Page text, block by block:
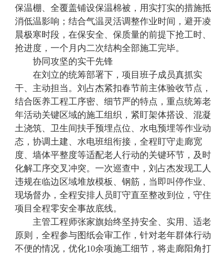
保温棚、全覆盖铺设保温棉被，用实打实的措施抵
消低温影响；结合气温灵活调整作业时间，避开凌
晨极寒时段，在保安全、保质量的前提下抢工时、
抢进度，一个月内二次结构全部施工完毕。
协同攻坚的实干先锋
在刘立的统筹部署下，项目班子成员真抓实
干、主动担当。刘占杰紧扣春节前主体验收节点，
结合医养工程工序密、细节严的特点，重点统筹老
年活动关键区域的施工组织，紧盯架体搭设、混凝
土浇筑、卫生间扶手预埋点位、水电预埋等作业动
态，协调土建、水电班组衔接，全程盯守走廊宽
度、墙体平整度等适配老人行动的关键环节，及时
化解工序交叉冲突。一次巡查中，刘占杰发现工人
违规在临边区域堆放模板、钢筋，当即叫停作业、
现场督办，全程安排人员盯守直至整改到位，守住
项目全程零安全事故底线。
主管工程师张家旗始终坚持安全、实用、适老
原则，全程参与图纸会审工作，针对老年群体行动
不便的情况，优化10余项施工细节，将走廊阳角打